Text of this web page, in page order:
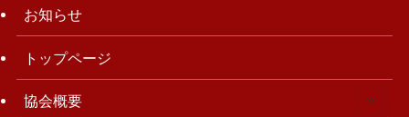
お知らせ
トップページ
協会概要